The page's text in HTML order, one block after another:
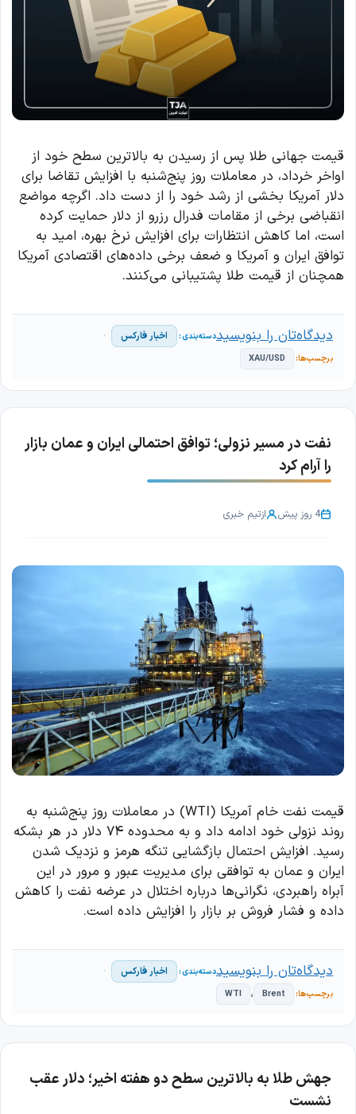
قیمت جهانی طلا پس از رسیدن به بالاترین سطح خود از
اواخر خرداد، در معاملات روز پنج‌شنبه با افزایش تقاضا برای
دلار آمریکا بخشی از رشد خود را از دست داد. اگرچه مواضع
انقباضی برخی از مقامات فدرال رزرو از دلار حمایت کرده
است، اما کاهش انتظارات برای افزایش نرخ بهره، امید به
توافق ایران و آمریکا و ضعف برخی داده‌های اقتصادی آمریکا
همچنان از قیمت طلا پشتیبانی می‌کنند.
اخبار فارکس
XAU/USD
دیدگاه‌تان را بنویسید
نفت در مسیر نزولی؛ توافق احتمالی ایران و عمان بازار
را آرام کرد
4 روز پیش ازتیم خبری
قیمت نفت خام آمریکا (WTI) در معاملات روز پنج‌شنبه به
روند نزولی خود ادامه داد و به محدوده ۷۴ دلار در هر بشکه
رسید. افزایش احتمال بازگشایی تنگه هرمز و نزدیک شدن
ایران و عمان به توافقی برای مدیریت عبور و مرور در این
آبراه راهبردی، نگرانی‌ها درباره اختلال در عرضه نفت را کاهش
داده و فشار فروش بر بازار را افزایش داده است.
اخبار فارکس
Brent ، WTI
دیدگاه‌تان را بنویسید
جهش طلا به بالاترین سطح دو هفته اخیر؛ دلار عقب
نشست